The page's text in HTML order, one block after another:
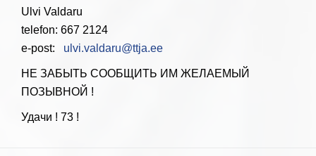
Ulvi Valdaru
telefon: 667 2124
e-post: ulvi.valdaru@ttja.ee
НЕ ЗАБЫТЬ СООБЩИТЬ ИМ ЖЕЛАЕМЫЙ
ПОЗЫВНОЙ !
Удачи ! 73 !